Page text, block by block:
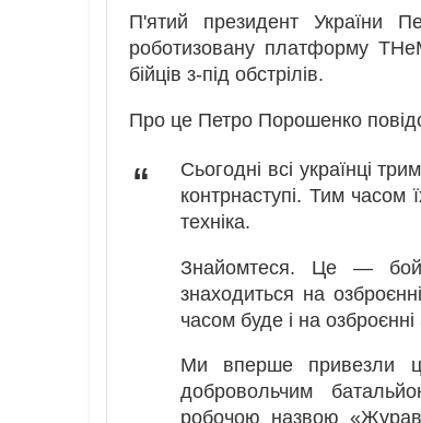
П'ятий президент України
роботизовану платформу
бійців з-під обстрілів.
Про це Петро Порошенко
“
Сьогодні всі українці
контрнаступі. Тим часом
техніка.
Знайомтеся. Це —
знаходиться на
часом буде і на
Ми вперше привезли
добровольчим
робочою назвою